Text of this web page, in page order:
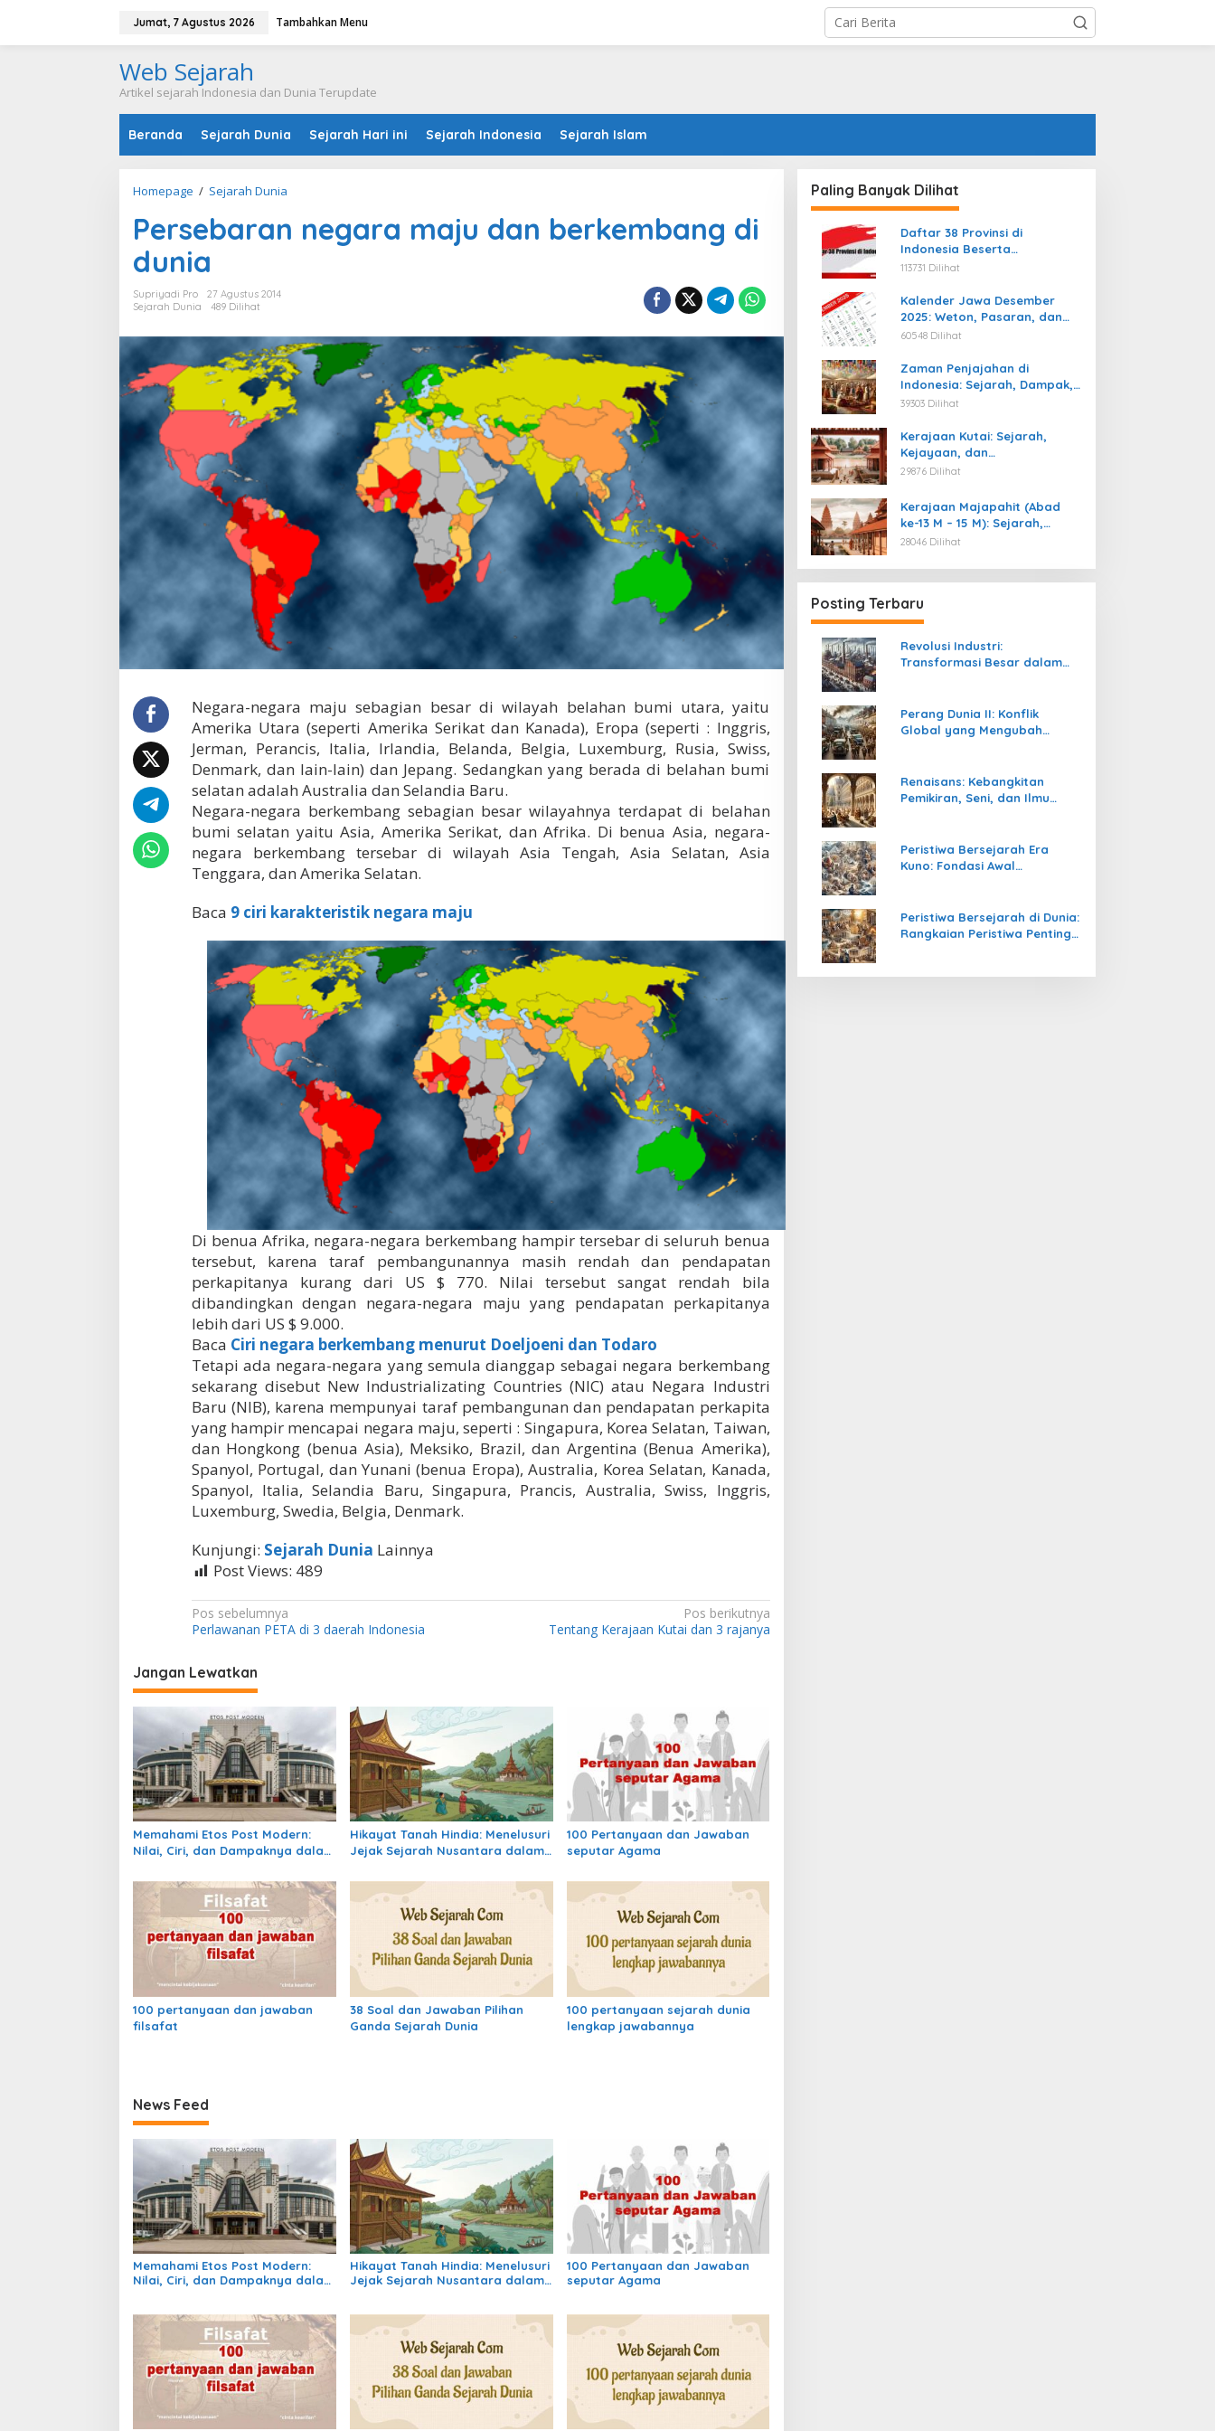
Jumat, 7 Agustus 2026 Tambahkan Menu
Web Sejarah
Artikel sejarah Indonesia dan Dunia Terupdate
Beranda Sejarah Dunia Sejarah Hari ini Sejarah Indonesia Sejarah Islam
Homepage / Sejarah Dunia
r
s
n
n
e
g
a
r
m
d
a
e
r
m
b
g
d
i
u
n
i
Persebaran negara maju dan berkembang di
dunia
Supriyadi Pro
27 Agustus 2014
Sejarah Dunia
489 Dilihat
Negara-negara maju sebagian besar di wilayah belahan bumi utara, yaitu
Amerika Utara (seperti Amerika Serikat dan Kanada), Eropa (seperti : Inggris,
Jerman, Perancis, Italia, Irlandia, Belanda, Belgia, Luxemburg, Rusia, Swiss,
Denmark, dan lain-lain) dan Jepang. Sedangkan yang berada di belahan bumi
selatan adalah Australia dan Selandia Baru.
Negara-negara berkembang sebagian besar wilayahnya terdapat di belahan
bumi selatan yaitu Asia, Amerika Serikat, dan Afrika. Di benua Asia, negara-
negara berkembang tersebar di wilayah Asia Tengah, Asia Selatan, Asia
Tenggara, dan Amerika Selatan.
Baca 9 ciri karakteristik negara maju
Di benua Afrika, negara-negara berkembang hampir tersebar di seluruh benua
tersebut, karena taraf pembangunannya masih rendah dan pendapatan
perkapitanya kurang dari US $ 770. Nilai tersebut sangat rendah bila
dibandingkan dengan negara-negara maju yang pendapatan perkapitanya
lebih dari US $ 9.000.
Baca Ciri negara berkembang menurut Doeljoeni dan Todaro
Tetapi ada negara-negara yang semula dianggap sebagai negara berkembang
sekarang disebut New Industrializating Countries (NIC) atau Negara Industri
Baru (NIB), karena mempunyai taraf pembangunan dan pendapatan perkapita
yang hampir mencapai negara maju, seperti : Singapura, Korea Selatan, Taiwan,
dan Hongkong (benua Asia), Meksiko, Brazil, dan Argentina (Benua Amerika),
Spanyol, Portugal, dan Yunani (benua Eropa), Australia, Korea Selatan, Kanada,
Spanyol, Italia, Selandia Baru, Singapura, Prancis, Australia, Swiss, Inggris,
Luxemburg, Swedia, Belgia, Denmark.
Kunjungi: Sejarah Dunia Lainnya
Post Views: 489
N
a
v
i
g
a
s
i
p
o
Pos sebelumnya
Perlawanan PETA di 3 daerah Indonesia
Pos berikutnya
Tentang Kerajaan Kutai dan 3 rajanya
Jangan Lewatkan
Memahami Etos Post Modern:
Nilai, Ciri, dan Dampaknya dalam
Hikayat Tanah Hindia: Menelusuri
Jejak Sejarah Nusantara dalam
100 Pertanyaan dan Jawaban
seputar Agama
100 pertanyaan dan jawaban
filsafat
38 Soal dan Jawaban Pilihan
Ganda Sejarah Dunia
100 pertanyaan sejarah dunia
lengkap jawabannya
News Feed
Memahami Etos Post Modern:
Nilai, Ciri, dan Dampaknya dalam
Hikayat Tanah Hindia: Menelusuri
Jejak Sejarah Nusantara dalam
100 Pertanyaan dan Jawaban
seputar Agama
Paling Banyak Dilihat
Daftar 38 Provinsi di
Indonesia Beserta
Ibukotanya Terbaru
113731 Dilihat
Kalender Jawa Desember
2025: Weton, Pasaran, dan
Hari Baik
60548 Dilihat
Zaman Penjajahan di
Indonesia: Sejarah, Dampak,
dan Perjuangan Menuju
39303 Dilihat
Kerajaan Kutai: Sejarah,
Kejayaan, dan
Peninggalannya (Abad ke-4
29876 Dilihat
Kerajaan Majapahit (Abad
ke-13 M – 15 M): Sejarah,
Kejayaan, dan
28046 Dilihat
Posting Terbaru
Revolusi Industri:
Transformasi Besar dalam
Perang Dunia II: Konflik
Global yang Mengubah
Renaisans: Kebangkitan
Pemikiran, Seni, dan Ilmu
Peristiwa Bersejarah Era
Kuno: Fondasi Awal
Peristiwa Bersejarah di Dunia:
Rangkaian Peristiwa Penting